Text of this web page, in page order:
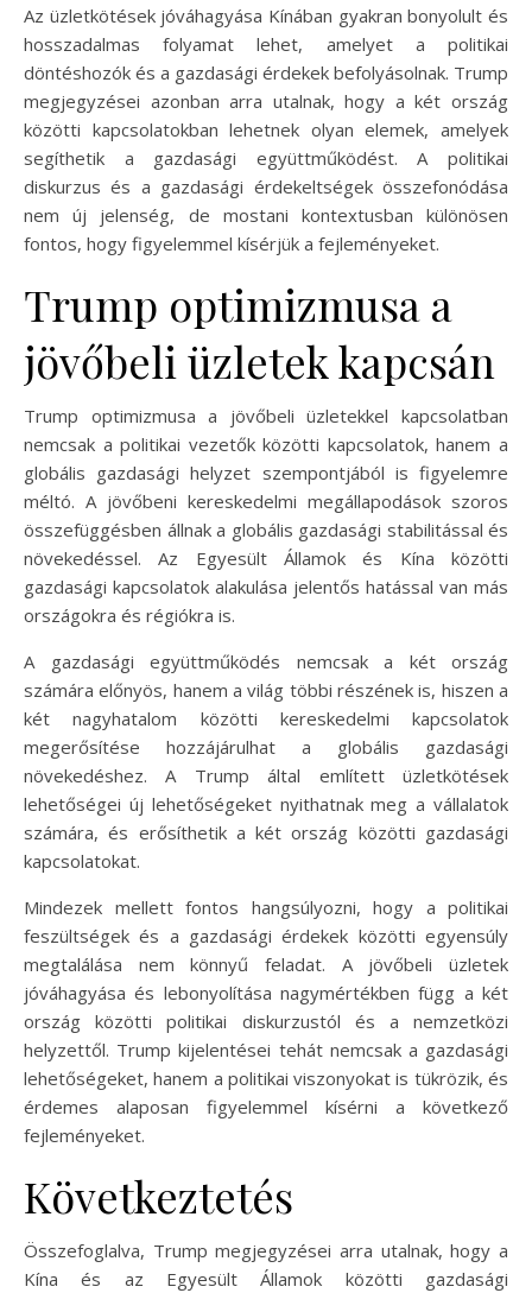
Az üzletkötések jóváhagyása Kínában gyakran bonyolult és
hosszadalmas folyamat lehet, amelyet a politikai
döntéshozók és a gazdasági érdekek befolyásolnak. Trump
megjegyzései azonban arra utalnak, hogy a két ország
közötti kapcsolatokban lehetnek olyan elemek, amelyek
segíthetik a gazdasági együttműködést. A politikai
diskurzus és a gazdasági érdekeltségek összefonódása
nem új jelenség, de mostani kontextusban különösen
fontos, hogy figyelemmel kísérjük a fejleményeket.
Trump optimizmusa a
jövőbeli üzletek kapcsán
Trump optimizmusa a jövőbeli üzletekkel kapcsolatban
nemcsak a politikai vezetők közötti kapcsolatok, hanem a
globális gazdasági helyzet szempontjából is figyelemre
méltó. A jövőbeni kereskedelmi megállapodások szoros
összefüggésben állnak a globális gazdasági stabilitással és
növekedéssel. Az Egyesült Államok és Kína közötti
gazdasági kapcsolatok alakulása jelentős hatással van más
országokra és régiókra is.
A gazdasági együttműködés nemcsak a két ország
számára előnyös, hanem a világ többi részének is, hiszen a
két nagyhatalom közötti kereskedelmi kapcsolatok
megerősítése hozzájárulhat a globális gazdasági
növekedéshez. A Trump által említett üzletkötések
lehetőségei új lehetőségeket nyithatnak meg a vállalatok
számára, és erősíthetik a két ország közötti gazdasági
kapcsolatokat.
Mindezek mellett fontos hangsúlyozni, hogy a politikai
feszültségek és a gazdasági érdekek közötti egyensúly
megtalálása nem könnyű feladat. A jövőbeli üzletek
jóváhagyása és lebonyolítása nagymértékben függ a két
ország közötti politikai diskurzustól és a nemzetközi
helyzettől. Trump kijelentései tehát nemcsak a gazdasági
lehetőségeket, hanem a politikai viszonyokat is tükrözik, és
érdemes alaposan figyelemmel kísérni a következő
fejleményeket.
Következtetés
Összefoglalva, Trump megjegyzései arra utalnak, hogy a
Kína és az Egyesült Államok közötti gazdasági